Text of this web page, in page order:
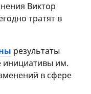
Виктор
тратят в
результаты
инициативы им.
в сфере